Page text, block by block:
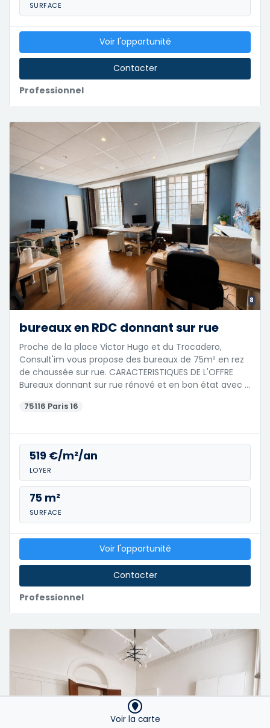
SURFACE
Professionnel
Voir l'opportunité
Contacter
8
bureaux en RDC donnant sur rue
Proche de la place Victor Hugo et du Trocadero,
Consult'im vous propose des bureaux de 75m² en rez
de chaussée sur rue. CARACTERISTIQUES DE L'OFFRE
Bureaux donnant sur rue rénové et en bon état avec …
75116 Paris 16
519 €/m²/an
LOYER
75 m²
SURFACE
Professionnel
Voir l'opportunité
Contacter
Voir la carte